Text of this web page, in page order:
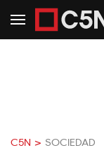
C5N > SOCIEDAD